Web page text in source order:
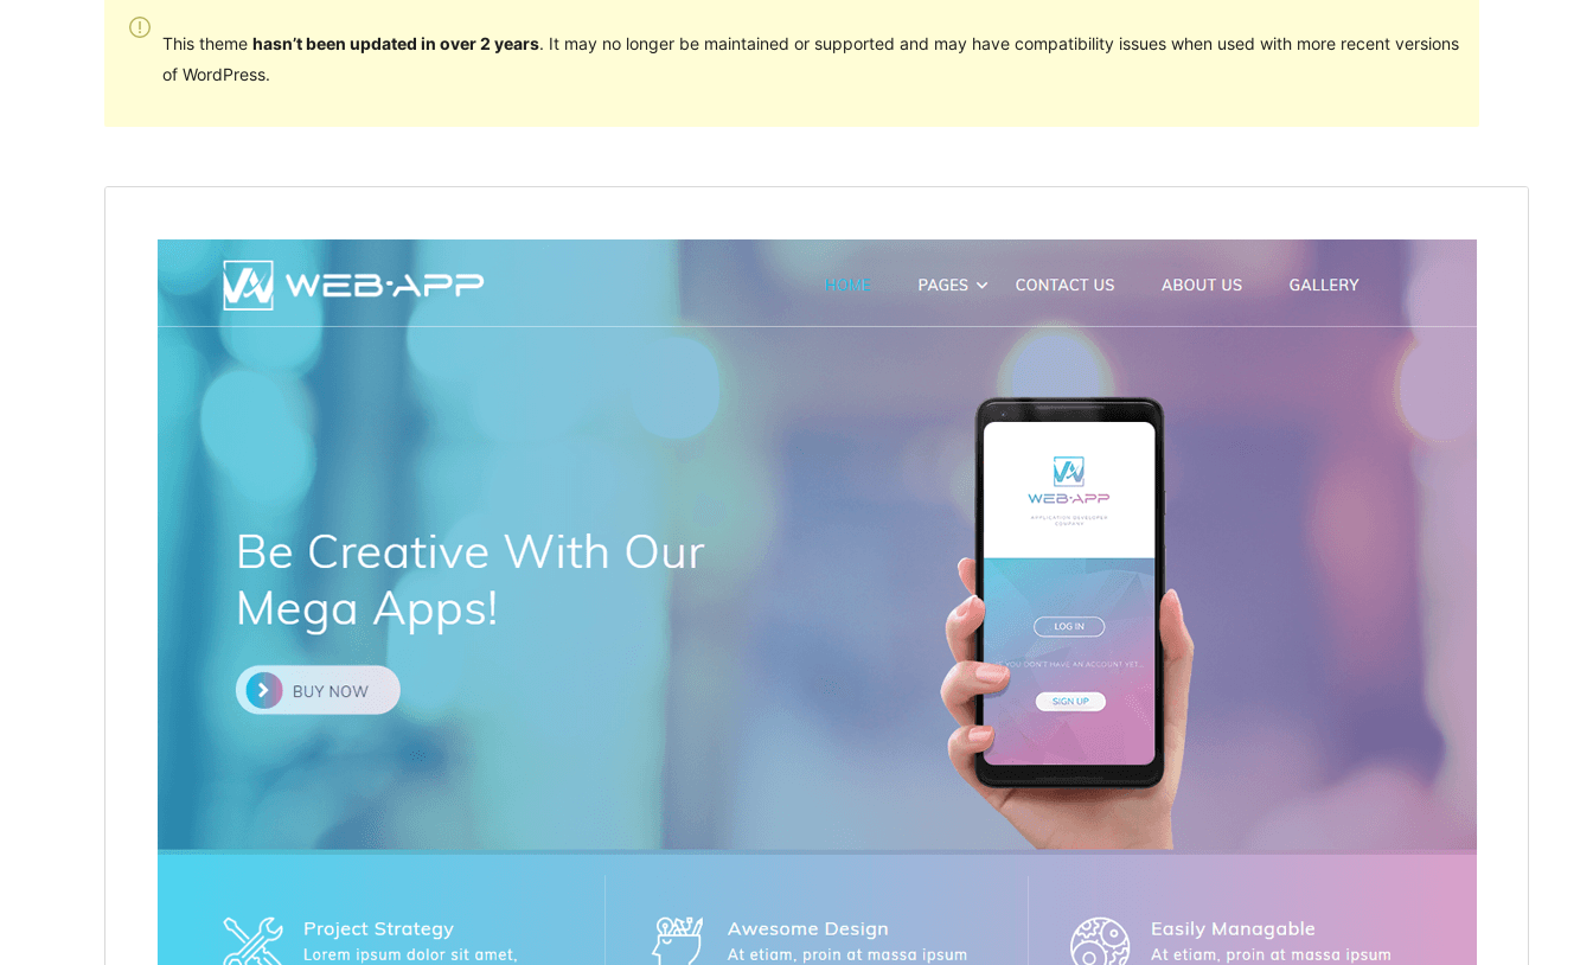
This theme hasn’t been updated in over 2 years. It may no longer be maintained or supported and may have compatibility issues when used with more recent versions
of WordPress.
Last updated
PHP version
Theme homepage